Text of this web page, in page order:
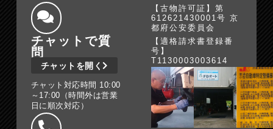
チャットで質
問
チャットを開く
チャット対応時間 10:00
～17:00（時間外は営業
日に順次対応）
【古物許可証】第
612621430001号 京
都府公安委員会
【適格請求書登録番
号】
T1130003003614